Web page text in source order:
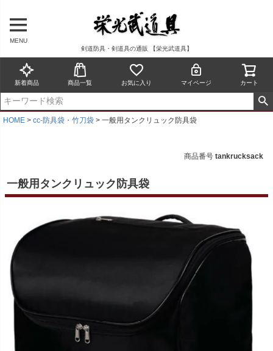
剣道防具・剣道具の通販 【栄光武道具】
MENU
新着商品 商品一覧 お気に入り マイページ カート
HOME cc-防具袋・竹刀袋 一般用タンクリュック防具袋
商品番号 tankrucksack
一般用タンクリュック防具袋